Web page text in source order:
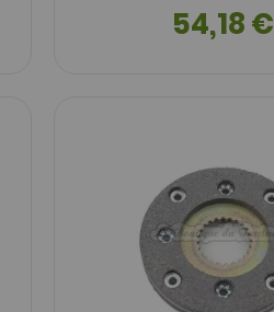
54,18 €